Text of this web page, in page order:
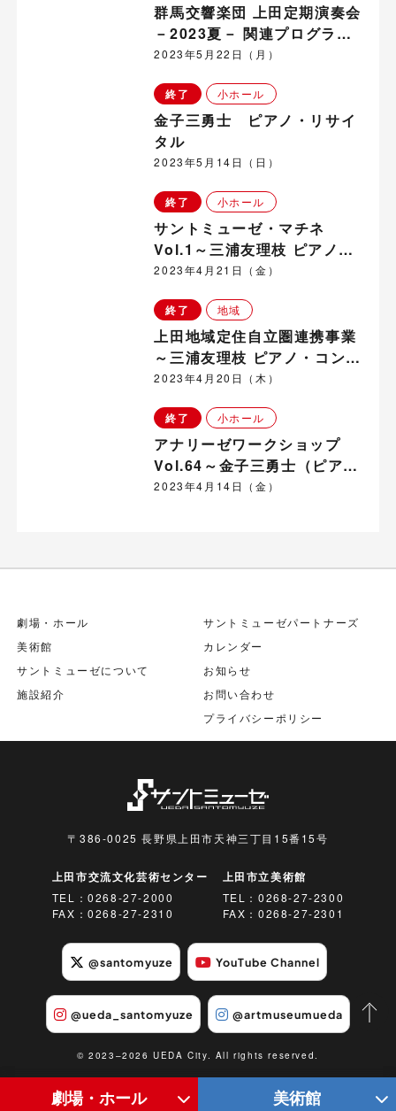
劇場・ホール 美術館
群馬交響楽団 上田定期演奏会
－2023夏－ 関連プログラム
「群響メンバーによる室内楽
2023年5月22日（月）
終了 小ホール
金子三勇士 ピアノ・リサイ
タル
2023年5月14日（日）
終了 小ホール
サントミューゼ・マチネ
Vol.1～三浦友理枝 ピアノ・
コンサート～
2023年4月21日（金）
終了 地域
上田地域定住自立圏連携事業
～三浦友理枝 ピアノ・コンサ
ート in 嬬恋村
2023年4月20日（木）
終了 小ホール
アナリーゼワークショップ
Vol.64～金子三勇士（ピア
ノ）
2023年4月14日（金）
劇場・ホール
美術館
サントミューゼについて
施設紹介
サントミューゼパートナーズ
カレンダー
お知らせ
お問い合わせ
プライバシーポリシー
〒386-0025 長野県上田市天神三丁目15番15号
上田市交流文化芸術センター
TEL：0268-27-2000
FAX：0268-27-2310
上田市立美術館
TEL： 0268-27-2300
FAX：0268-27-2301
@santomyuze YouTube Channel
@ueda_santomyuze @artmuseumueda
© 2023–2026 UEDA City. All rights reserved.